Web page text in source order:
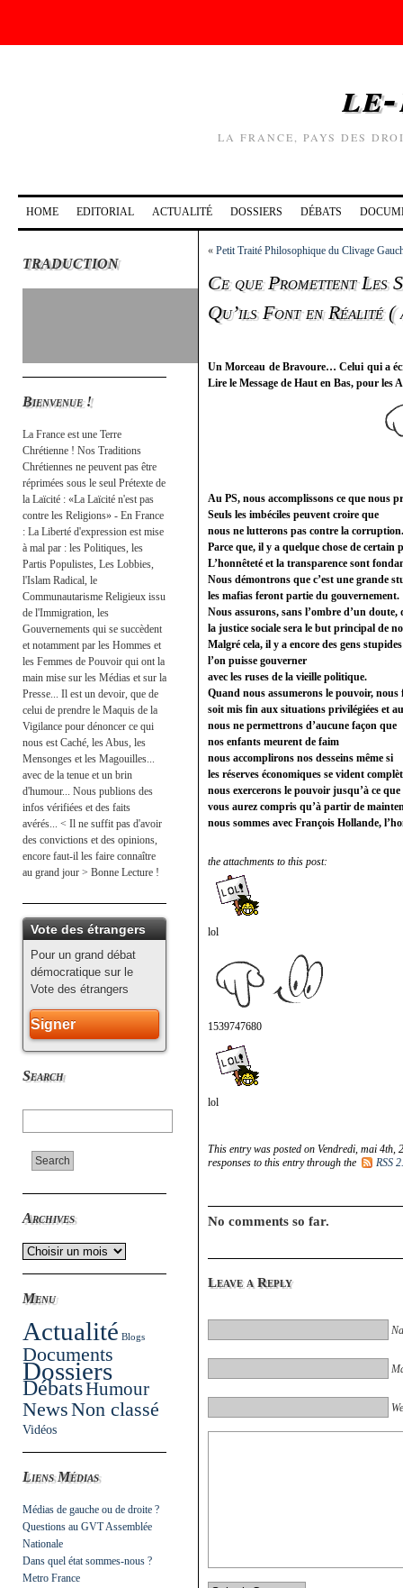
LA FRANCE, PAYS DES
HOME EDITORIAL ACTUALITÉ DOSSIERS DÉBATS
TRADUCTION
Bienvenue !
La France est une Terre
Chrétienne ! Nos Traditions
Chrétiennes ne peuvent pas être
réprimées sous le seul Prétexte de
la Laïcité : «La Laïcité n'est pas
contre les Religions» - En France
: La Liberté d'expression est mise
à mal par : les Politiques, les
Partis Populistes, Les Lobbies,
l'Islam Radical, le
Communautarisme Religieux issu
de l'Immigration, les
Gouvernements qui se succèdent
et notamment par les Hommes et
les Femmes de Pouvoir qui ont la
main mise sur les Médias et sur la
Presse... Il est un devoir, que de
celui de prendre le Maquis de la
Vigilance pour dénoncer ce qui
nous est Caché, les Abus, les
Mensonges et les Magouilles...
avec de la tenue et un brin
d'humour... Nous publions des
infos vérifiées et des faits
avérés... < Il ne suffit pas d'avoir
des convictions et des opinions,
encore faut-il les faire connaître
au grand jour > Bonne Lecture !
Vote des étrangers
Pour un grand débat
démocratique sur le
Vote des étrangers
Signer
Search
Archives
Menu
Actualité Blogs
Documents
Dossiers
DébatsHumour
NewsNon classé
Vidéos
Liens Médias
Médias de gauche ou de droite ?
Questions au GVT Assemblée
Nationale
Dans quel état sommes-nous ?
Metro France
« Petit Traité Philosophique du Clivage
Ce que Promettent Les
Qu’ils Font en Réalité (
Un Morceau de Bravoure… Celui qui a
Lire le Message de Haut en Bas, pour
Au PS, nous accomplissons ce que nous
Seuls les imbéciles peuvent croire que
nous ne lutterons pas contre la corruption.
Parce que, il y a quelque chose de certain
L’honnêteté et la transparence sont
Nous démontrons que c’est une grande
les mafias feront partie du gouvernement.
Nous assurons, sans l’ombre d’un doute,
la justice sociale sera le but principal de
Malgré cela, il y a encore des gens
l’on puisse gouverner
avec les ruses de la vieille politique.
Quand nous assumerons le pouvoir,
soit mis fin aux situations privilégiées et
nous ne permettrons d’aucune façon que
nos enfants meurent de faim
nous accomplirons nos desseins même si
les réserves économiques se vident
nous exercerons le pouvoir jusqu’à ce que
vous aurez compris qu’à partir de
nous sommes avec François Hollande,
the attachments to this post:
lol
1539747680
lol
This entry was posted on Vendredi, mai
responses to this entry through the
RSS
No comments so far.
Leave a Reply